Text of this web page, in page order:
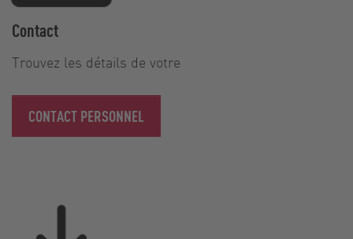
Contact
Trouvez les détails de votre
CONTACT PERSONNEL